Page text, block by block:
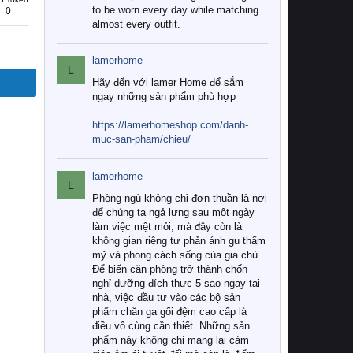
0
to be worn every day while matching
almost every outfit.
L
lamerhome
Hãy đến với lamer Home để sắm
ngay những sản phẩm phù hợp
https://lamerhomeshop.com/danh-
muc-san-pham/chieu/
L
lamerhome
Phòng ngủ không chỉ đơn thuần là nơi
để chúng ta ngả lưng sau một ngày
làm việc mệt mỏi, mà đây còn là
không gian riêng tư phản ánh gu thẩm
mỹ và phong cách sống của gia chủ.
Để biến căn phòng trở thành chốn
nghỉ dưỡng đích thực 5 sao ngay tại
nhà, việc đầu tư vào các bộ sản
phẩm chăn ga gối đệm cao cấp là
điều vô cùng cần thiết. Những sản
phẩm này không chỉ mang lại cảm